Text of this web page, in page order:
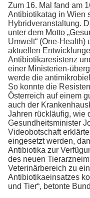
Zum 16. Mal fand am
Antibiotikatag in Wien
Hybridveranstaltung.
unter dem Motto
Umwelt“ (One-
aktuellen
Antibiotikaresistenz
einer Ministerien-
werde die
So konnte die
Österreich auf einem
auch der
Jahren rückläufig, wie
Gesundheitsminister
Videobotschaft
eingesetzt werden,
Antibiotika zur
des neuen
Veterinärbereich zu
Antibiotikaeinsatzes
und Tier“, betonte